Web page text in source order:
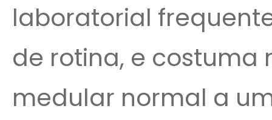
laboratorial
de rotina, e costuma
medular normal a